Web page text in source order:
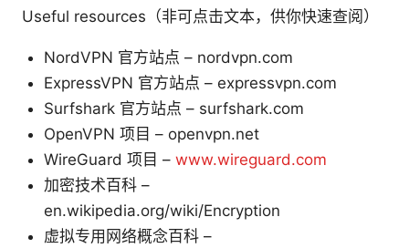
Useful resources（非可点击文本，供你快速查阅）
NordVPN 官方站点 – nordvpn.com
ExpressVPN 官方站点 – expressvpn.com
Surfshark 官方站点 – surfshark.com
OpenVPN 项目 – openvpn.net
WireGuard 项目 – www.wireguard.com
加密技术百科 –
en.wikipedia.org/wiki/Encryption
虚拟专用网络概念百科 –